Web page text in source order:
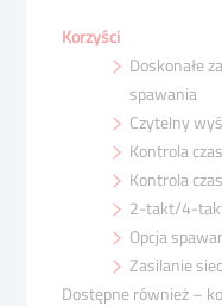
Korzyści
Doskonałe
spawania
Czytelny
Kontrola
Kontrola
2-takt/4-
Opcja
Zasilanie
Dostępne również –